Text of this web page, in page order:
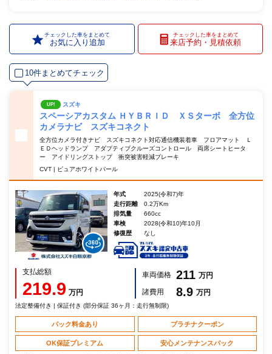
チェックした車をまとめて
お気に入り追加
チェックした車をまとめて
来店予約・見積依頼
10件まとめてチェック
UP! スズキ
スペーシアカスタム ＨＹＢＲＩＤ ＸＳターボ 全方位
カメラナビ スズキコネクト
全方位カメラ付きナビ スズキコネクト対応通信機装着車 フロアマット Ｌ
ＥＤヘッドランプ アダプティブクルーズコントロール 両席シートヒータ
ー アイドリングストップ 衝突被害軽減ブレーキ
CVT | ピュアホワイトパール
年式
2025(令和7)年
走行距離
0.2万Km
排気量
660cc
車検
2028(令和10)年10月
修復歴
なし
支払総額
219.9 万円
車両価格 211 万円
諸費用
8.9 万円
法定整備付き | 保証付き (部分保証 36ヶ月：走行無制限)
パック料金あり プラチナクーポン
OK保証プレミアム 安心メンテナンスパック